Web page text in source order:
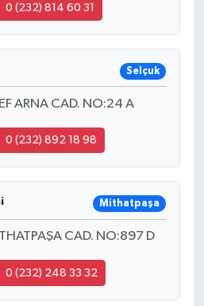
0 (232) 814 60 31
Selçuk
ARNA CAD. NO:24 A
0 (232) 892 18 98
Mithatpaşa
CAD. NO:897 D
0 (232) 248 33 32